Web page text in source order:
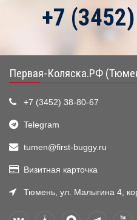
+7
Первая-Коляска.РФ
+7 (3452) 38-80-67
Telegram
tumen@first-buggy.ru
Визитная карточка
Тюмень, ул. Малыгина 4,